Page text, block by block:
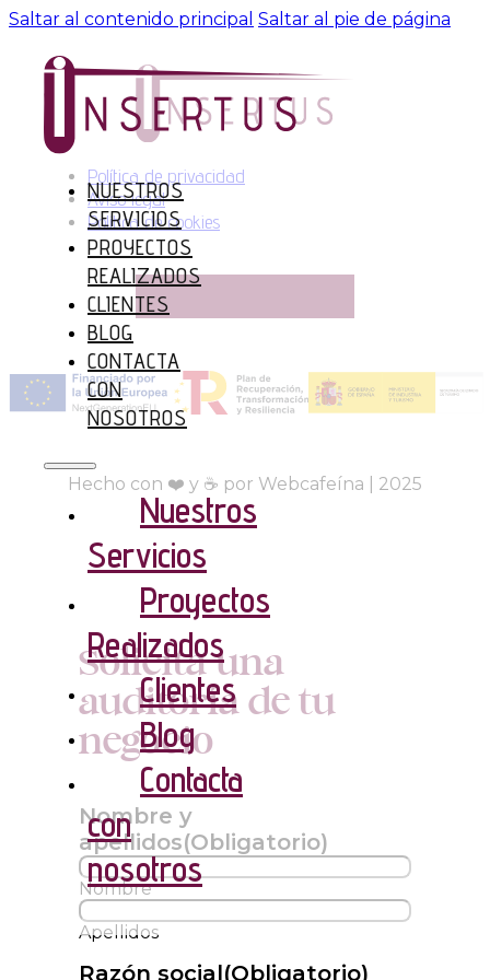
Saltar al contenido principal Saltar al pie de página
NUESTROS
SERVICIOS
PROYECTOS
REALIZADOS
CLIENTES
BLOG
CONTACTA
CON
NOSOTROS
Nuestros
Servicios
Proyectos
Realizados
Clientes
Blog
Contacta
con
nosotros
Política de privacidad
Aviso legal
Política de cookies
Hecho con ❤️ y ☕ por Webcafeína | 2025
Solicita una
auditoría de tu
negocio
Nombre y
apellidos(Obligatorio)
Nombre
Apellidos
Razón social(Obligatorio)